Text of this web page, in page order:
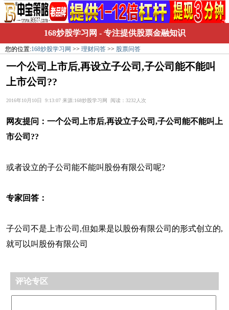
168炒股学习网 - 专注提供股票金融知识
您的位置:168炒股学习网 >> 理财问答 >> 股票问答
一个公司上市后,再设立子公司,子公司能不能叫
上市公司??
2016年10月10日 9:13:07 来源:168炒股学习网 阅读：3232人次
网友提问： 一个公司上市后,再设立子公司,子公司能不能叫上
市公司??
或者设立的子公司能不能叫股份有限公司呢?
专家回答：
子公司不是上市公司,但如果是以股份有限公司的形式创立的,
就可以叫股份有限公司
评论专区